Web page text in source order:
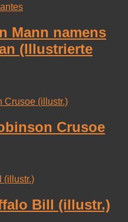
Mann namens
(Illustrierte
Crusoe
Bill (illustr.)